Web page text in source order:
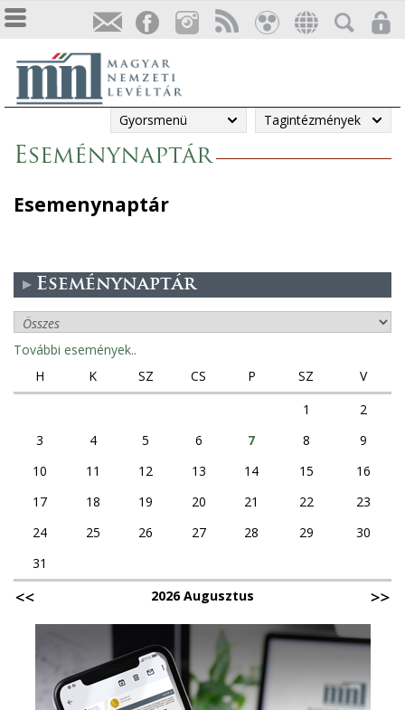
Gyorsmenü Tagintézmények
Eseménynaptár
Esemenynaptár
Eseménynaptár
További események..
H
K SZ CS P SZ
V
1
2
3
4 5 6 7 8
9
10
11 12 13 14 15
16
17
18 19 20 21 22
23
24
25 26 27 28 29
30
31
2026 Augusztus